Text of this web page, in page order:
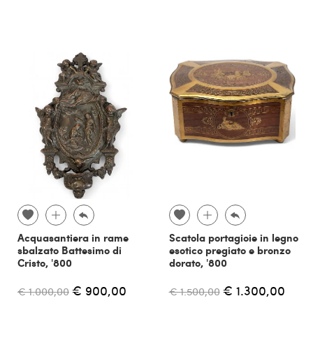
Acquasantiera in rame
sbalzato Battesimo di
Cristo, '800
€ 1.000,00 € 900,00
Scatola portagioie in legno
esotico pregiato e bronzo
dorato, '800
€ 1.500,00 € 1.300,00